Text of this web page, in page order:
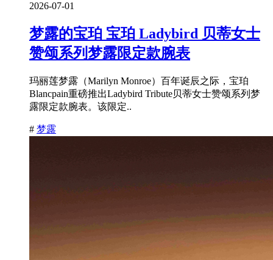
2026-07-01
梦露的宝珀 宝珀 Ladybird 贝蒂女士
赞颂系列梦露限定款腕表
玛丽莲梦露（Marilyn Monroe）百年诞辰之际，宝珀
Blancpain重磅推出Ladybird Tribute贝蒂女士赞颂系列梦
露限定款腕表。该限定..
# 梦露